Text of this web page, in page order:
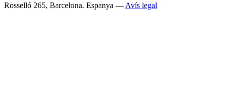
Rosselló 265, Barcelona. Espanya — Avís legal